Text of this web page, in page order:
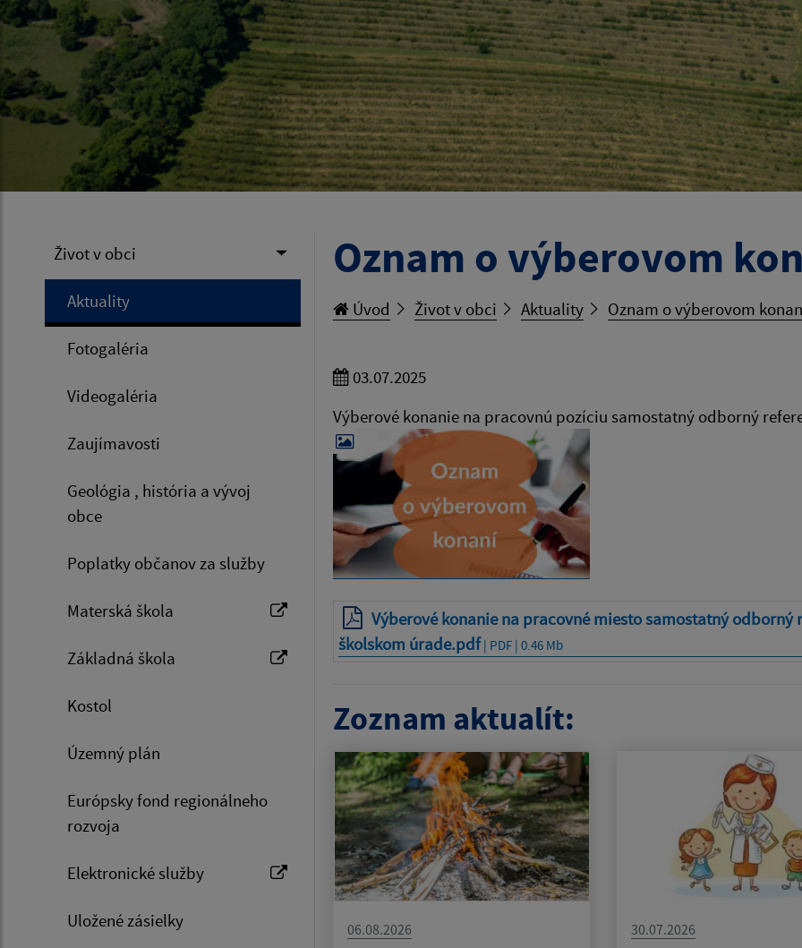
Život v obci
Aktuality
Fotogaléria
Videogaléria
Zaujímavosti
Geológia , história a vývoj
obce
Poplatky občanov za služby
Materská škola
Základná škola
Kostol
Územný plán
Európsky fond regionálneho
rozvoja
Elektronické služby
Uložené zásielky
Oznam o výberovom
Úvod Život v obci Aktuality Oznam o výberovom
03.07.2025
Výberové konanie na pracovnú pozíciu samostatný odborný
Výberové konanie na pracovné miesto samostatný odborný
školskom úrade.pdf | PDF | 0.46 Mb
Zoznam aktualít:
06.08.2026 30.07.2026